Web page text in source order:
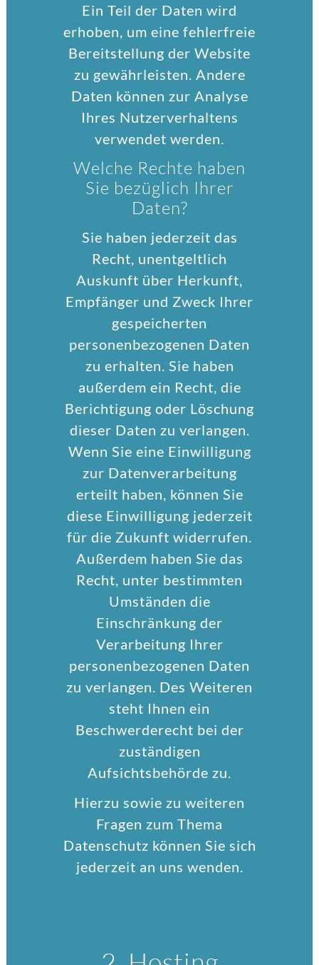
Ein Teil der Daten wird
erhoben, um eine fehlerfreie
Bereitstellung der Website
zu gewährleisten. Andere
Daten können zur Analyse
Ihres Nutzerverhaltens
verwendet werden.
Welche Rechte haben
Sie bezüglich Ihrer
Daten?
Sie haben jederzeit das
Recht, unentgeltlich
Auskunft über Herkunft,
Empfänger und Zweck Ihrer
gespeicherten
personenbezogenen Daten
zu erhalten. Sie haben
außerdem ein Recht, die
Berichtigung oder Löschung
dieser Daten zu verlangen.
Wenn Sie eine Einwilligung
zur Datenverarbeitung
erteilt haben, können Sie
diese Einwilligung jederzeit
für die Zukunft widerrufen.
Außerdem haben Sie das
Recht, unter bestimmten
Umständen die
Einschränkung der
Verarbeitung Ihrer
personenbezogenen Daten
zu verlangen. Des Weiteren
steht Ihnen ein
Beschwerderecht bei der
zuständigen
Aufsichtsbehörde zu.
Hierzu sowie zu weiteren
Fragen zum Thema
Datenschutz können Sie sich
jederzeit an uns wenden.